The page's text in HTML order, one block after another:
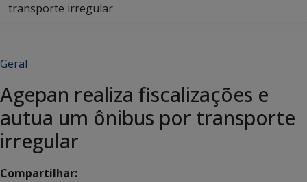
transporte irregular
Geral
Agepan realiza fiscalizações e
autua um ônibus por transporte
irregular
Compartilhar: